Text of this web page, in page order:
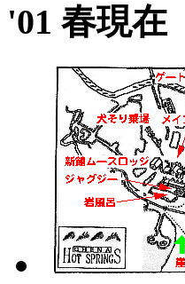
'01 春現在